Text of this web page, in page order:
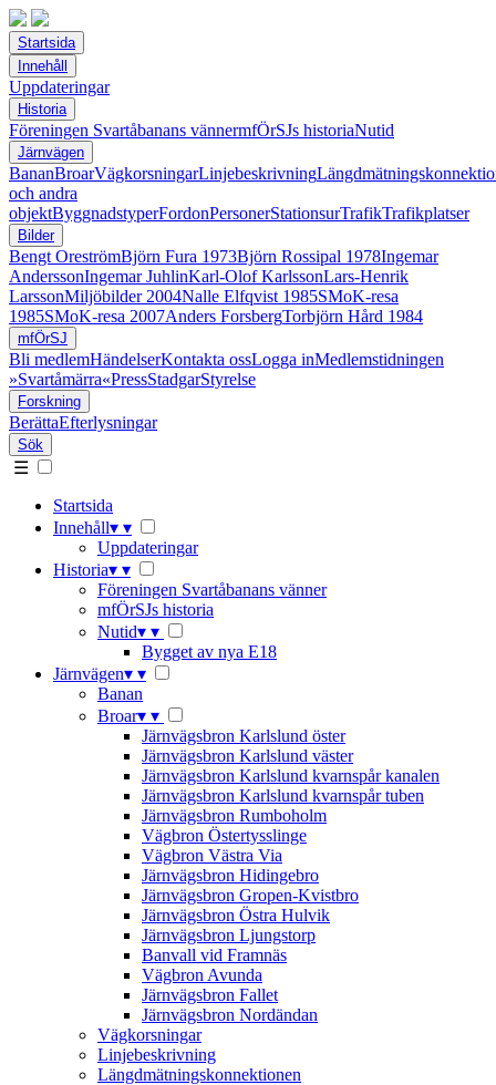
Startsida
Innehåll
Uppdateringar
Historia
Föreningen Svartåbanans vännermfÖrSJs historiaNutid
Järnvägen
BananBroarVägkorsningarLinjebeskrivning
och andra
objektByggnadstyperFordonPersonerStationsurTrafikTrafikplatser
Bilder
Bengt OreströmBjörn Fura 1973Björn Rossipal 1978Ingemar
AnderssonIngemar JuhlinKarl-Olof KarlssonLars-Henrik
LarssonMiljöbilder 2004Nalle Elfqvist 1985SMoK-resa
1985SMoK-resa 2007Anders ForsbergTorbjörn Hård 1984
mfÖrSJ
Bli medlemHändelserKontakta ossLogga inMedlemstidningen
»Svartåmärra«PressStadgarStyrelse
Forskning
BerättaEfterlysningar
Sök
☰
Startsida
Innehåll▾ ▾
Uppdateringar
Historia▾ ▾
Föreningen Svartåbanans vänner
mfÖrSJs historia
Nutid▾ ▾
Bygget av nya E18
Järnvägen▾ ▾
Banan
Broar▾ ▾
Järnvägsbron Karlslund öster
Järnvägsbron Karlslund väster
Järnvägsbron Karlslund kvarnspår kanalen
Järnvägsbron Karlslund kvarnspår tuben
Järnvägsbron Rumboholm
Vägbron Östertysslinge
Vägbron Västra Via
Järnvägsbron Hidingebro
Järnvägsbron Gropen-Kvistbro
Järnvägsbron Östra Hulvik
Järnvägsbron Ljungstorp
Banvall vid Framnäs
Vägbron Avunda
Järnvägsbron Fallet
Järnvägsbron Nordändan
Vägkorsningar
Linjebeskrivning
Längdmätningskonnektionen